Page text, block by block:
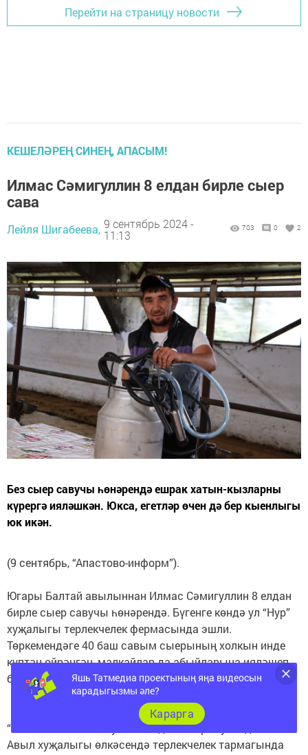
Перейти на страницу новости
КЕШЕЛӘРЕҢ СИНЕҢ, АПАСЫМ!
Илмас Сәмигуллин 8 елдан бирле сыер
сава
Лейля Шигабеева, 9 сентябрь 2024 -
11:13
703 0 2
Без сыер савучы һөнәрендә ешрак хатын-кызларны
күрергә ияләшкән. Юкса, егетләр өчен дә бер кыенлыгы
юк икән.
(9 сентябрь, “Апастово-информ”).
Югары Балтай авылыннан Илмас Сәмигуллин 8 елдан
бирле сыер савучы һөнәрендә. Бүгенге көндә ул “Нур”
хуҗалыгы терлекчелек фермасында эшли.
Төркемендәге 40 баш савым сыерының холкын инде
күптән өйрәнгән, малкайлар да абыйларына ияләшеп
беткән.
“Мәктәпне тәмамлауга авылда калырга уйладым.
Авыл хуҗалыгы өлкәсендә терлекчелек тармагында
Яшь Татмедиа проектының яңа видеосын
карадыгызмы әле?
Карарга